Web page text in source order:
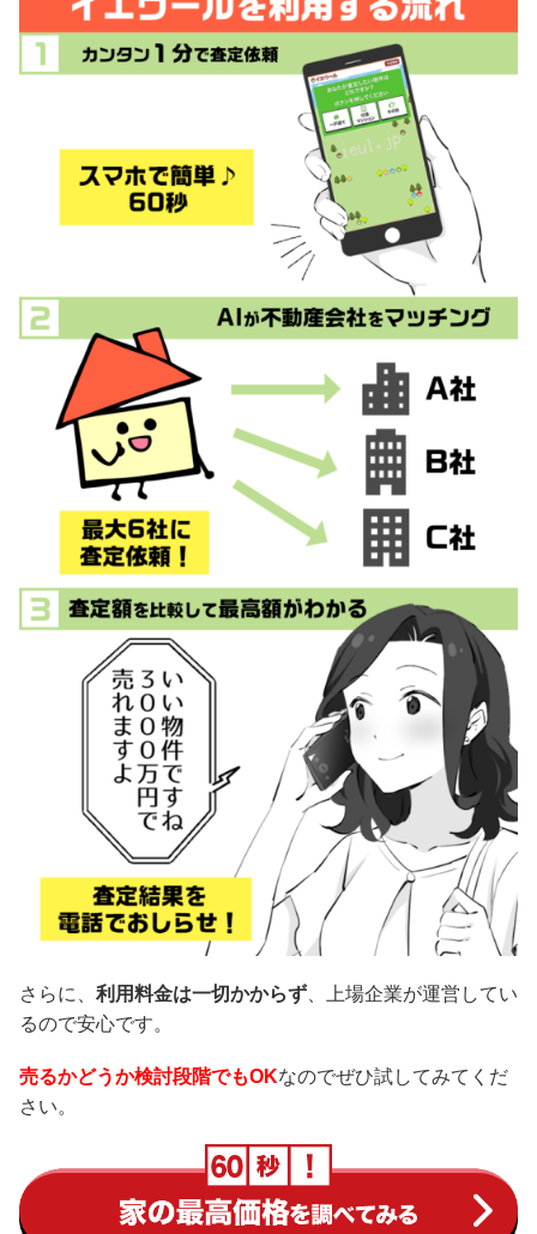
さらに、 利用料金は一切かからず 、上場企業が運営してい
るので安心です。
売るかどうか検討段階でもOKなのでぜひ試してみてくだ
さい。